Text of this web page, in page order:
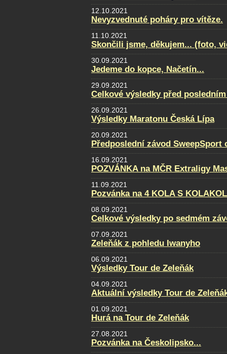
12.10.2021
Nevyzvednuté poháry pro vítěze.
11.10.2021
Skončili jsme, děkujem... (foto,
30.09.2021
Jedeme do kopce, Načetín...
29.09.2021
Celkové výsledky před
26.09.2021
Výsledky Maratonu Česká Lípa
20.09.2021
Předposlední závod
16.09.2021
POZVÁNKA na MČR Extraligy
11.09.2021
Pozvánka na 4 KOLA S
08.09.2021
Celkové výsledky po sedmém
07.09.2021
Zeleňák z pohledu Iwanyho
06.09.2021
Výsledky Tour de Zeleňák
04.09.2021
Aktuální výsledky Tour de
01.09.2021
Hurá na Tour de Zeleňák
27.08.2021
Pozvánka na Českolipsko...